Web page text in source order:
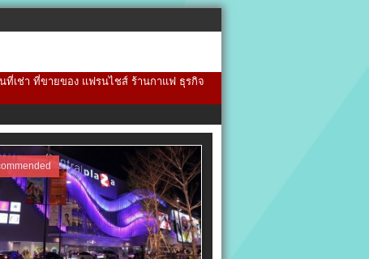
ที่เช่า ที่ขายของ แฟรนไชส์ ร้านกาแฟ ธุรกิจ